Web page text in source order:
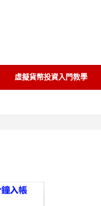
虛擬貨幣投資入門教學